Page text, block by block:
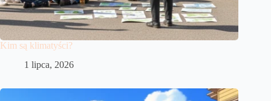
Kim są klimatyści?
1 lipca, 2026